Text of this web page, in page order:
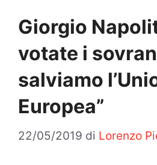
Giorgio
votate i
salviamo
Europea”
22/05/2019 di Lorenzo